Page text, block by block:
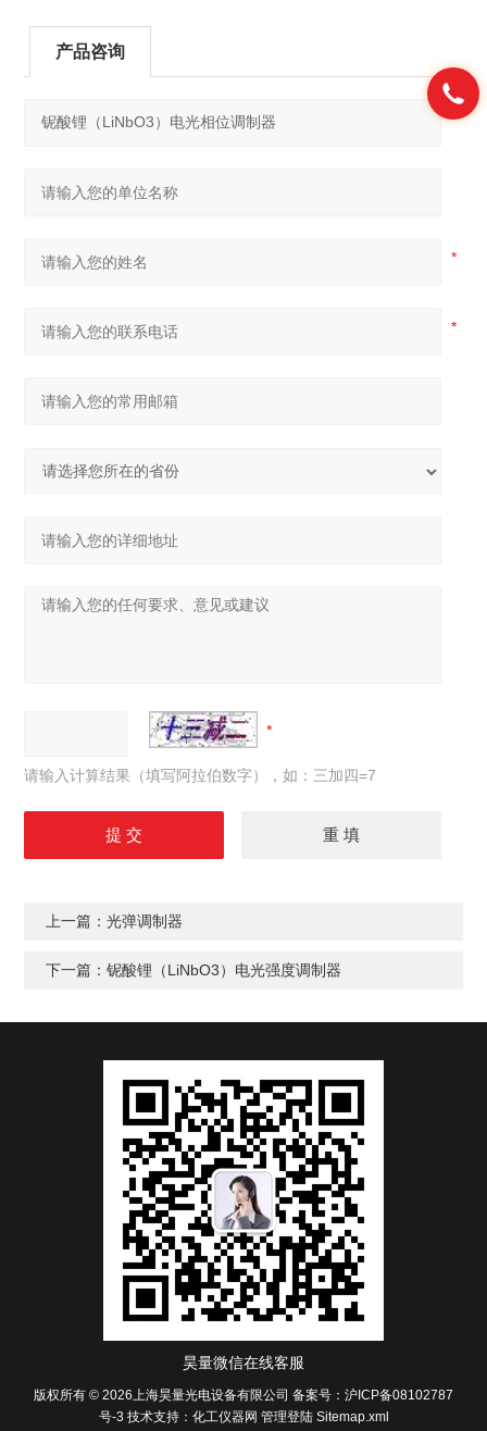
产品咨询
请输入计算结果（填写阿拉伯数字），如：三加四=7
上一篇：光弹调制器
下一篇：铌酸锂（LiNbO3）电光强度调制器
昊量微信在线客服
版权所有 © 2026上海昊量光电设备有限公司 备案号：沪ICP备08102787
号-3 技术支持： 化工仪器网 管理登陆 Sitemap.xml